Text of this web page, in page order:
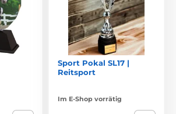
Sport Pokal SL17 |
Reitsport
Im E-Shop vorrätig